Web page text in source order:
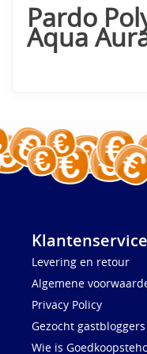
Pardo
Aqua
Klantenservice
Levering en retour
Algemene
Privacy Policy
Gezocht
Wie is